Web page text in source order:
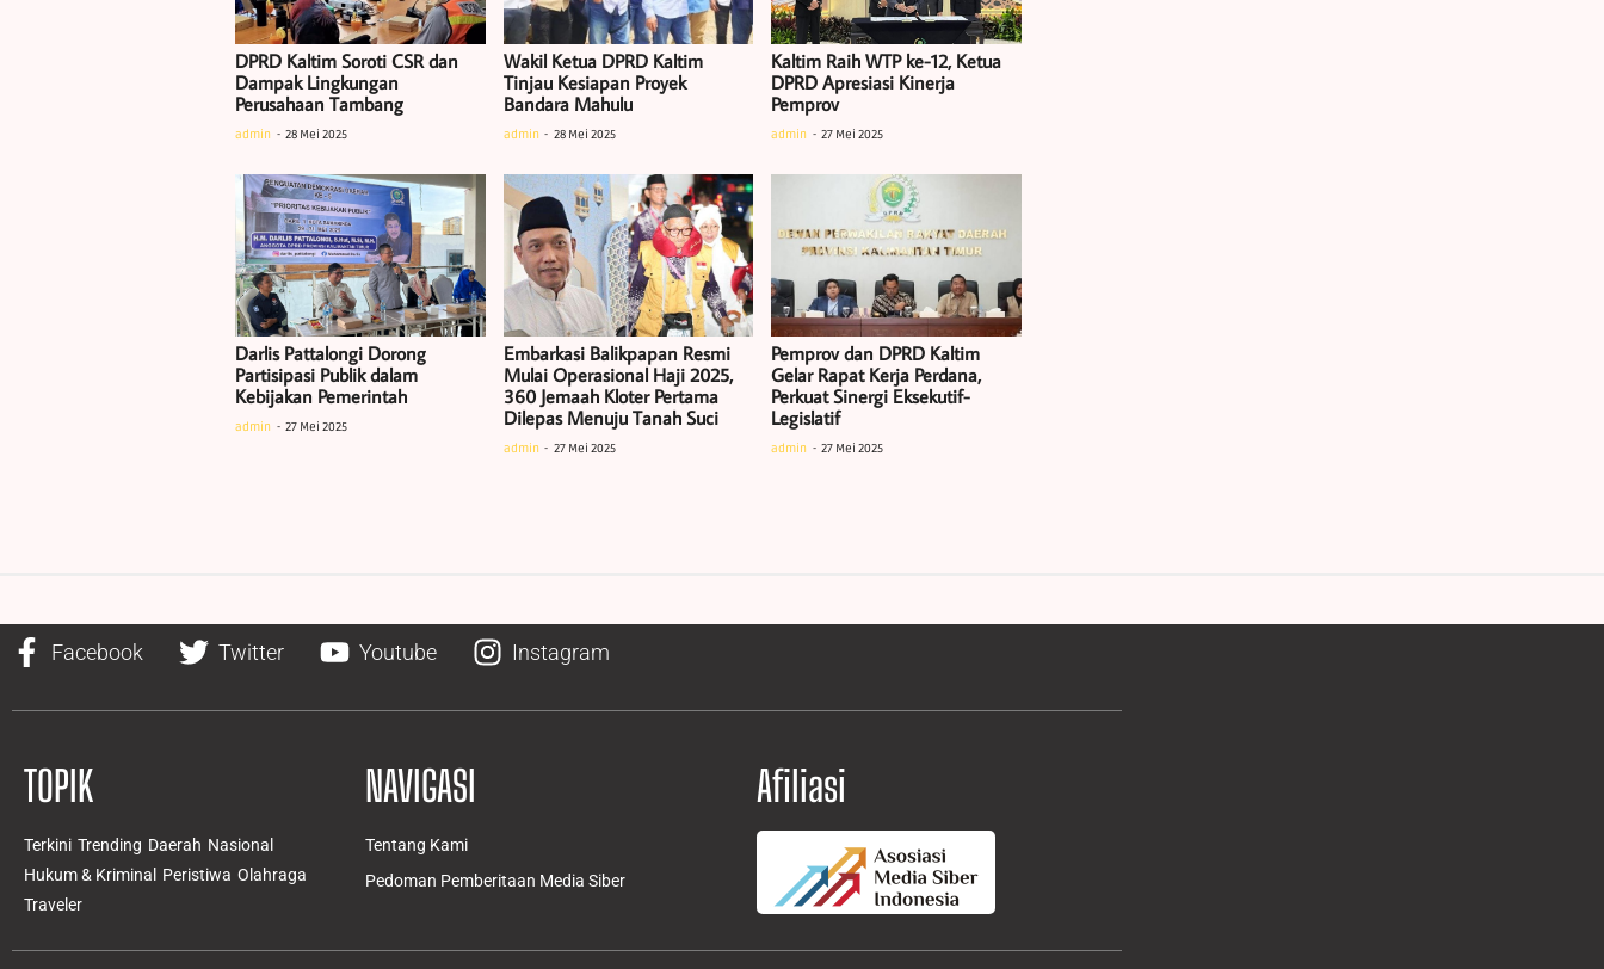
DPRD Kaltim Soroti CSR dan
Dampak Lingkungan
Perusahaan Tambang
admin 28 Mei 2025
Wakil Ketua DPRD Kaltim
Tinjau Kesiapan Proyek
Bandara Mahulu
admin 28 Mei 2025
Kaltim Raih WTP ke-12, Ketua
DPRD Apresiasi Kinerja
Pemprov
admin 27 Mei 2025
Darlis Pattalongi Dorong
Partisipasi Publik dalam
Kebijakan Pemerintah
admin 27 Mei 2025
Embarkasi Balikpapan Resmi
Mulai Operasional Haji 2025,
360 Jemaah Kloter Pertama
Dilepas Menuju Tanah Suci
admin 27 Mei 2025
Pemprov dan DPRD Kaltim
Gelar Rapat Kerja Perdana,
Perkuat Sinergi Eksekutif-
Legislatif
admin 27 Mei 2025
Facebook Twitter Youtube Instagram
TOPIK
Terkini Trending Daerah Nasional
Hukum & Kriminal
Peristiwa Olahraga
Traveler
NAVIGASI
Tentang Kami
Pedoman Pemberitaan Media Siber
Afiliasi